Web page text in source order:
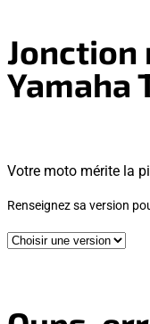
Yamaha
Votre moto mérite la
Renseignez sa version